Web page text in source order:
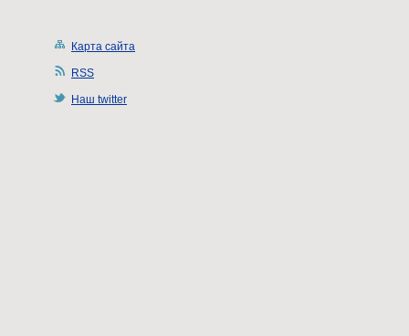
Карта сайта
RSS
Наш twitter